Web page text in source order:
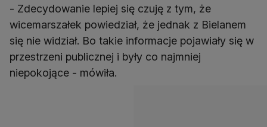
- Zdecydowanie lepiej się czuję z tym, że
wicemarszałek powiedział, że jednak z Bielanem
się nie widział. Bo takie informacje pojawiały się w
przestrzeni publicznej i były co najmniej
niepokojące - mówiła.